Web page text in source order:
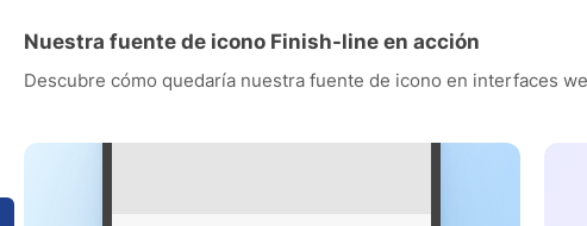
Nuestra fuente de icono Finish-line en acción
Descubre cómo quedaría nuestra fuente de icono en interfaces